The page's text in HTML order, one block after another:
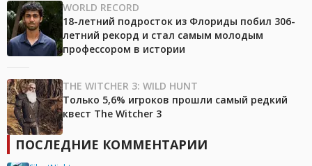
WORLD RECORD
18-летний подросток из Флориды побил 306-
летний рекорд и стал самым молодым
профессором в истории
THE WITCHER 3: WILD HUNT
Только 5,6% игроков прошли самый редкий
квест The Witcher 3
ПОСЛЕДНИЕ КОММЕНТАРИИ